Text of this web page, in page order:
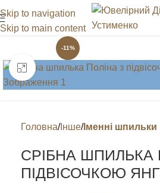
Skip to navigation
Skip to main content
-11%
Клацніть, щоб збільшити
Головна Інше Іменні шпильки
СРІБНА ШПИЛЬКА
ПІДВІСОЧКОЮ